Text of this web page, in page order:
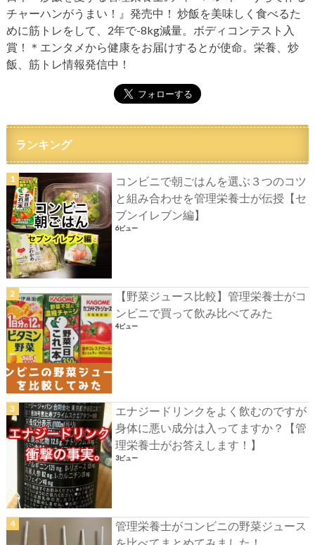
チャーハンがうまい！』発売中！ 炒飯を美味しく食べるた
めに筋トレをして、2年で-8kg減量。ボディコンテスト入
賞！＊エンタメから健康をお届けするとが使命。栄養、炒
飯、筋トレ情報発信中！
ランキング
コンビニで朝ごはんを選ぶ３つのコツ
と組み合わせを管理栄養士が伝授【セ
ブンイレブン編】
6ビュー
【野菜ジュース比較】管理栄養士がコ
ンビニで買って飲み比べてみた
4ビュー
エナジードリンクをよく飲むのですが
身体に悪い成分は入ってますか？【管
理栄養士がお答えします！】
3ビュー
管理栄養士がコンビニの野菜ジュース